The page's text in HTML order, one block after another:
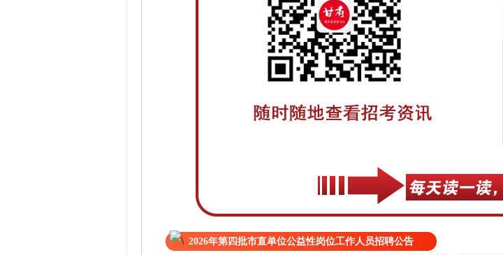
2026年第四批市直单位公益性岗位工作人员招聘公告